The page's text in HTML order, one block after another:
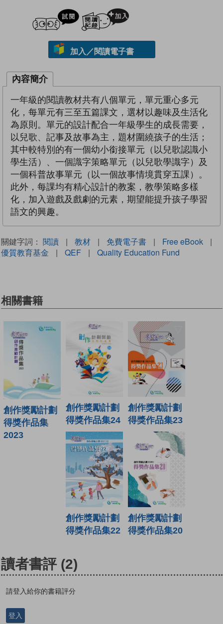
試閲
加入／閱讀電子書
內容簡介
一年級的閱讀教材共有八個單元，單元重心多元
化，每單元有三至五篇課文，選材以趣味及生活化
為原則。單元的設計配合一年級學生的成長需要，
以兒歌、記事及故事為主，題材圍繞孩子的生活；
其中較特別的有一個幼小銜接單元（以兒歌認識小
學生活）、一個識字策略單元（以兒歌學識字）及
一個科普故事單元（以一個故事情境貫穿五課）。
此外，每課均有精心設計的教案，教學策略多樣
化，加入遊戲及戲劇的元素，期望能提升孩子學習
語文的興趣。
關鍵字詞： 閱讀 | 教材 | 免費電子書 | Free eBook
|
優質教育基金
| QEF | Quality Education Fund
相關書籍
創作獎勵計劃
得獎作品集
2023
創作獎勵計劃
得獎作品集24
創作獎勵計劃
得獎作品集23
創作獎勵計劃
得獎作品集22
創作獎勵計劃
得獎作品集20
讀者書評 (2)
請登入給你的書籍評分
登入